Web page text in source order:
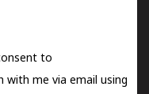
to
with me via email using